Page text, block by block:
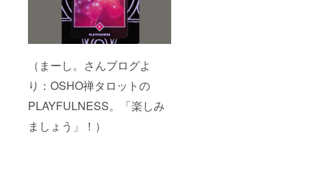
（まーし。さんブログよ
り：OSHO禅タロットの
PLAYFULNESS。「楽しみ
ましょう」！）